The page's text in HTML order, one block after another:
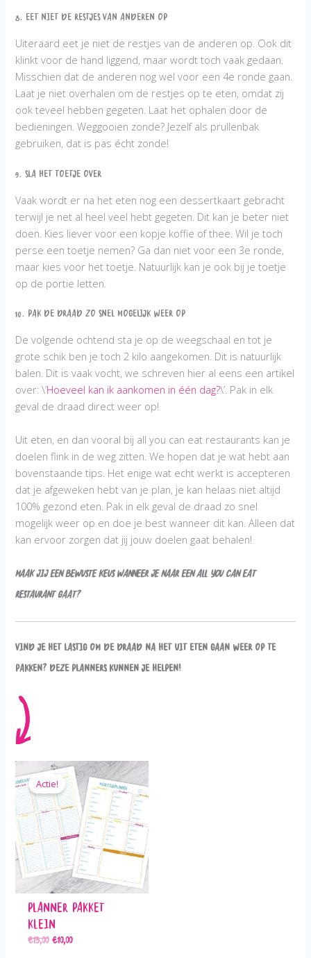
8. Eet niet de restjes van anderen op
Uiteraard eet je niet de restjes van de anderen op. Ook dit
klinkt voor de hand liggend, maar wordt toch vaak gedaan.
Misschien dat de anderen nog wel voor een 4e ronde gaan.
Laat je niet overhalen om de restjes op te eten, omdat zij
ook teveel hebben gegeten. Laat het ophalen door de
bedieningen. Weggooien zonde? Jezelf als prullenbak
gebruiken, dat is pas écht zonde!
9. Sla het toetje over
Vaak wordt er na het eten nog een dessertkaart gebracht
terwijl je net al heel veel hebt gegeten. Dit kan je beter niet
doen. Kies liever voor een kopje koffie of thee. Wil je toch
perse een toetje nemen? Ga dan niet voor een 3e ronde,
maar kies voor het toetje. Natuurlijk kan je ook bij je toetje
op de portie letten.
10. Pak de draad zo snel mogelijk weer op
De volgende ochtend sta je op de weegschaal en tot je
grote schik ben je toch 2 kilo aangekomen. Dit is natuurlijk
balen. Dit is vaak vocht, we schreven hier al eens een artikel
over: \’Hoeveel kan ik aankomen in één dag?\’. Pak in elk
geval de draad direct weer op!
Uit eten, en dan vooral bij all you can eat restaurants kan je
doelen flink in de weg zitten. We hopen dat je wat hebt aan
bovenstaande tips. Het enige wat echt werkt is accepteren
dat je afgeweken hebt van je plan, je kan helaas niet altijd
100% gezond eten. Pak in elk geval de draad zo snel
mogelijk weer op en doe je best wanneer dit kan. Alleen dat
kan ervoor zorgen dat jij jouw doelen gaat behalen!
Maak jij een bewuste keus wanneer je naar een all you can eat
restaurant gaat?
Vind je het lastig om de draad na het uit eten gaan weer op te
pakken? Deze planners kunnen je helpen!
Actie!
Planner Pakket
Klein
€13,00Oorspronkelijke prijs was: €13,00.
€10,00Huidige prijs is: €10,00.